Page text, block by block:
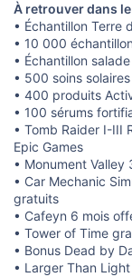
À retrouver dans
• Échantillon Terre
• 10 000
• Échantillon
• 500 soins
• 400 produits
• 100 sérums
• Tomb Raider I-III
Epic Games
• Monument
• Car Mechanic
gratuits
• Cafeyn 6 mois
• Tower of Time
• Bonus Dead by
• Larger Than